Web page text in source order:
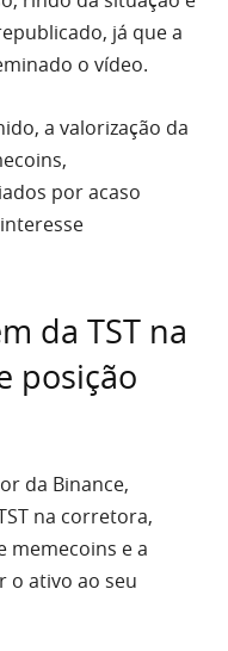
já que a
o vídeo.
a valorização da
por acaso
da TST na
posição
da Binance,
na corretora,
memecoins e a
o ativo ao seu